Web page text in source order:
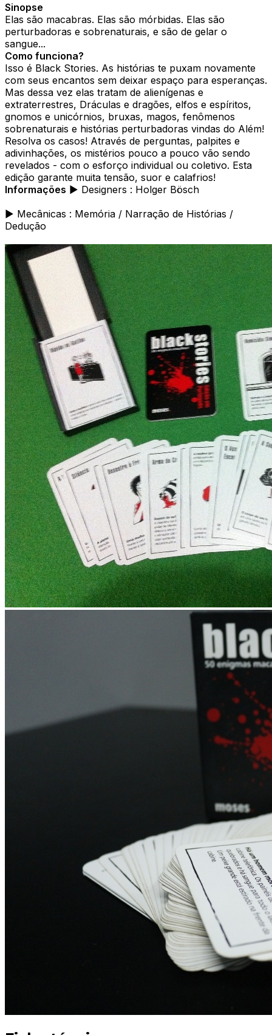
Sinopse
Elas são macabras. Elas são mórbidas. Elas são
perturbadoras e sobrenaturais, e são de gelar o
sangue...
Como funciona?
Isso é Black Stories. As histórias te puxam novamente
com seus encantos sem deixar espaço para esperanças.
Mas dessa vez elas tratam de alienígenas e
extraterrestres, Dráculas e dragões, elfos e espíritos,
gnomos e unicórnios, bruxas, magos, fenômenos
sobrenaturais e histórias perturbadoras vindas do Além!
Resolva os casos! Através de perguntas, palpites e
adivinhações, os mistérios pouco a pouco vão sendo
revelados - com o esforço individual ou coletivo. Esta
edição garante muita tensão, suor e calafrios!
Informações ► Designers : Holger Bösch
► Mecânicas : Memória / Narração de Histórias /
Dedução